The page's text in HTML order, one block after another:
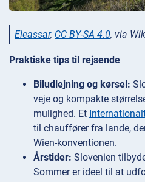
Eleassar, CC BY-SA 4.0, via
Praktiske tips til rejsende
Biludlejning og kørsel:
veje og kompakte
mulighed. Et
til chauffører fra lande,
Wien-konventionen.
Årstider: Slovenien
Sommer er ideel til at